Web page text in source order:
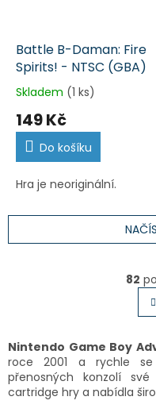
Battle B-Daman: Fire
Spirits! - NTSC (GBA)
Skladem (1 ks)
149 Kč
Do košíku
Hra je neoriginální.
82
Nintendo Game Boy
roce 2001 a rychle se
přenosných konzolí své
cartridge hry a nabídla